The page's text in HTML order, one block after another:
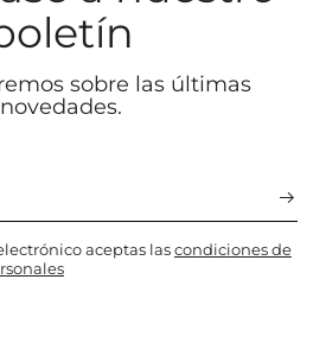
sobre las últimas
novedades.
aceptas lascondiciones de